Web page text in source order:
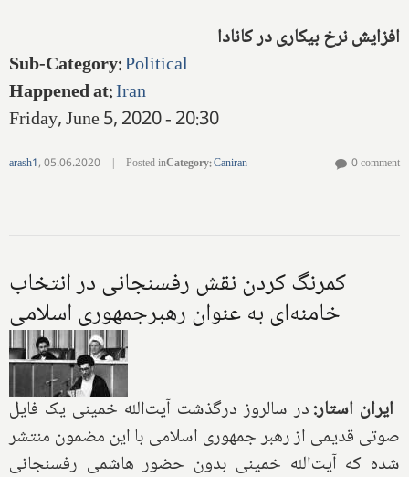
افزایش نرخ بیکاری در کانادا
Sub-Category:Political
Happened at:Iran
Friday, June 5, 2020 - 20:30
arash1,05.06.2020 | Posted inCategory:Caniran 0 comment
کمرنگ کردن نقش رفسنجانی در انتخاب
خامنه‌ای به عنوان رهبرجمهوری اسلامی
ایران استار:در سالروز درگذشت آیت‌الله خمینی یک فایل
صوتی قدیمی از رهبر جمهوری اسلامی با این مضمون منتشر
شده که آیت‌الله خمینی بدون حضور هاشمی رفسنجانی